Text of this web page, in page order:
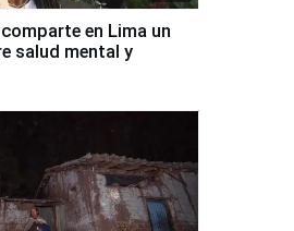
en Lima un
salud mental y